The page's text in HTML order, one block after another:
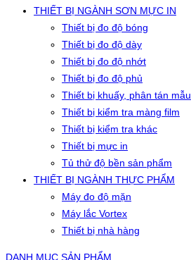
THIẾT BỊ NGÀNH SƠN MỰC IN
Thiết bị đo độ bóng
Thiết bị đo độ dày
Thiết bị đo độ nhớt
Thiết bị đo độ phủ
Thiết bị khuấy, phân tán mẫu
Thiết bị kiểm tra màng film
Thiết bị kiểm tra khác
Thiết bị mực in
Tủ thử độ bền sản phẩm
THIẾT BỊ NGÀNH THỰC PHẨM
Máy đo độ mặn
Máy lắc Vortex
Thiết bị nhà hàng
DANH MỤC SẢN PHẨM